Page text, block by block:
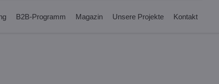
B2B-Programm Magazin Unsere Projekte Kontakt